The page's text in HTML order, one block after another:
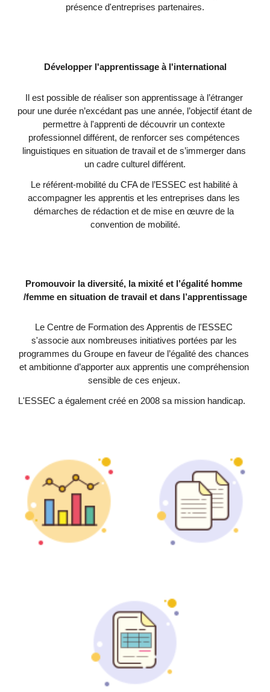
présence d'entreprises partenaires.
Développer l'apprentissage à l'international
Il est possible de réaliser son apprentissage à l’étranger
pour une durée n’excédant pas une année, l’objectif étant de
permettre à l'apprenti de découvrir un contexte
professionnel différent, de renforcer ses compétences
linguistiques en situation de travail et de s’immerger dans
un cadre culturel différent.
Le référent-mobilité du CFA de l’ESSEC est habilité à
accompagner les apprentis et les entreprises dans les
démarches de rédaction et de mise en œuvre de la
convention de mobilité.
Promouvoir la diversité, la mixité et l’égalité homme
/femme en situation de travail et dans l’apprentissage
Le Centre de Formation des Apprentis de l'ESSEC
s'associe aux nombreuses initiatives portées par les
programmes du Groupe en faveur de l’égalité des chances
et ambitionne d’apporter aux apprentis une compréhension
sensible de ces enjeux.
L'ESSEC a également créé en 2008 sa mission handicap.